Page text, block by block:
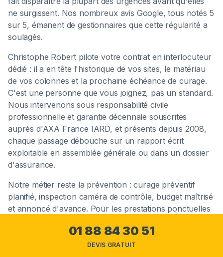
ne surgissent. Nos nombreux avis Google, tous notés 5
sur 5, émanent de gestionnaires que cette régularité a
soulagés.
Christophe Robert pilote votre contrat en interlocuteur
dédié : il a en tête l'historique de vos sites, le matériau
de vos colonnes et la prochaine échéance de curage.
C'est une personne que vous joignez, pas un standard.
Nous intervenons sous responsabilité civile
professionnelle et garantie décennale souscrites
auprès d'AXA France IARD, et présents depuis 2008,
chaque passage débouche sur un rapport écrit
exploitable en assemblée générale ou dans un dossier
d'assurance.
Notre métier reste la prévention : curage préventif
planifié, inspection caméra de contrôle, budget maîtrisé
et annoncé d'avance. Pour les prestations ponctuelles
gestionnaires, notre hub solutions pour les
rassemble l'ensemble de nos offres
01 88 84 30 51
DEVIS GRATUIT